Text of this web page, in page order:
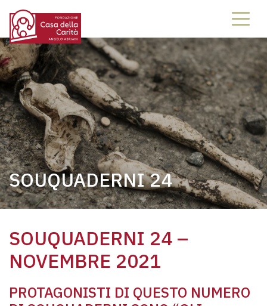
SOUQUADERNI 24
SOUQUADERNI 24 –
NOVEMBRE 2021
PROTAGONISTI DI QUESTO NUMERO